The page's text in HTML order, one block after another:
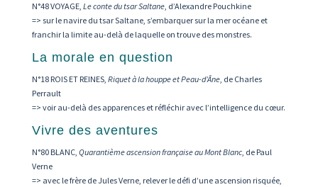
N°48 VOYAGE, Le conte du tsar Saltane, d’Alexandre Pouchkine
=> sur le navire du tsar Saltane, s’embarquer sur la mer océane et
franchir la limite au-delà de laquelle on trouve des monstres.
La morale en question
N°18 ROIS ET REINES, Riquet à la houppe et Peau-d’Âne, de Charles
Perrault
=> voir au-delà des apparences et réfléchir avec l’intelligence du cœur.
Vivre des aventures
N°80 BLANC, Quarantième ascension française au Mont Blanc, de Paul
Verne
=> avec le frère de Jules Verne, relever le défi d’une ascension risquée,